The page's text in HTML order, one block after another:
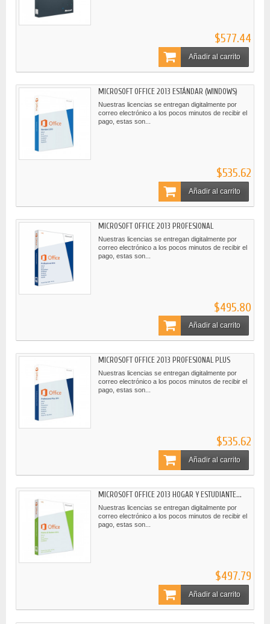
$577.44
Añadir al carrito
MICROSOFT OFFICE 2013 ESTÁNDAR (WINDOWS)
Nuestras licencias se entregan digitalmente por
correo electrónico a los pocos minutos de recibir el
pago, estas son...
$535.62
Añadir al carrito
MICROSOFT OFFICE 2013 PROFESIONAL
Nuestras licencias se entregan digitalmente por
correo electrónico a los pocos minutos de recibir el
pago, estas son...
$495.80
Añadir al carrito
MICROSOFT OFFICE 2013 PROFESIONAL PLUS
Nuestras licencias se entregan digitalmente por
correo electrónico a los pocos minutos de recibir el
pago, estas son...
$535.62
Añadir al carrito
MICROSOFT OFFICE 2013 HOGAR Y ESTUDIANTE...
Nuestras licencias se entregan digitalmente por
correo electrónico a los pocos minutos de recibir el
pago, estas son...
$497.79
Añadir al carrito